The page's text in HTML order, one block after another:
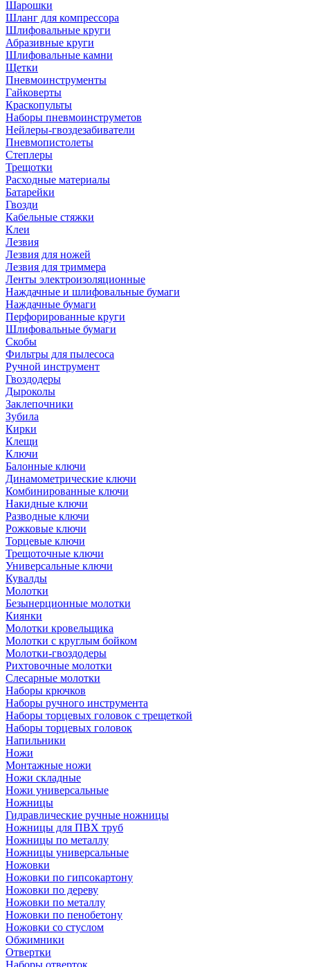
Шарошки
Шланг для компрессора
Шлифовальные круги
Абразивные круги
Шлифовальные камни
Щетки
Пневмоинструменты
Гайковерты
Краскопульты
Наборы пневмоинструметов
Нейлеры-гвоздезабиватели
Пневмопистолеты
Степлеры
Трещотки
Расходные материалы
Батарейки
Гвозди
Кабельные стяжки
Клеи
Лезвия
Лезвия для ножей
Лезвия для триммера
Ленты электроизоляционные
Наждачные и шлифовальные бумаги
Наждачные бумаги
Перфорированные круги
Шлифовальные бумаги
Скобы
Фильтры для пылесоса
Ручной инструмент
Гвоздодеры
Дыроколы
Заклепочники
Зубила
Кирки
Клещи
Ключи
Балонные ключи
Динамометрические ключи
Комбинированные ключи
Накидные ключи
Разводные ключи
Рожковые ключи
Торцевые ключи
Трещоточные ключи
Универсальные ключи
Кувалды
Молотки
Безынерционные молотки
Киянки
Молотки кровельщика
Молотки с круглым бойком
Молотки-гвоздодеры
Рихтовочные молотки
Слесарные молотки
Наборы крючков
Наборы ручного инструмента
Наборы торцевых головок с трещеткой
Наборы торцевых головок
Напильники
Ножи
Монтажные ножи
Ножи складные
Ножи универсальные
Ножницы
Гидравлические ручные ножницы
Ножницы для ПВХ труб
Ножницы по металлу
Ножницы универсальные
Ножовки
Ножовки по гипсокартону
Ножовки по дереву
Ножовки по металлу
Ножовки по пенобетону
Ножовки со стуслом
Обжимники
Отвертки
Наборы отверток